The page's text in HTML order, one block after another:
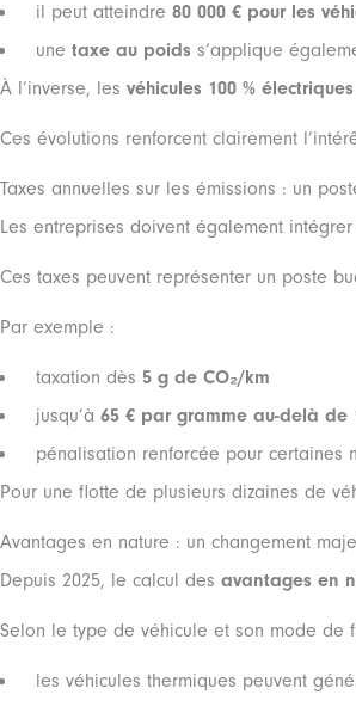
il peut atteindre 80 000 € pour les
une taxe au poids s’applique
À l’inverse, les véhicules 100 %
Ces évolutions renforcent clairement
Taxes annuelles sur les émissions : un
Les entreprises doivent également
Ces taxes peuvent représenter un poste
Par exemple :
taxation dès 5 g de CO₂/km
jusqu’à 65 € par gramme au-delà de
pénalisation renforcée pour certaines
Pour une flotte de plusieurs dizaines de
Avantages en nature : un changement
Depuis 2025, le calcul des avantages en
Selon le type de véhicule et son mode de
les véhicules thermiques peuvent